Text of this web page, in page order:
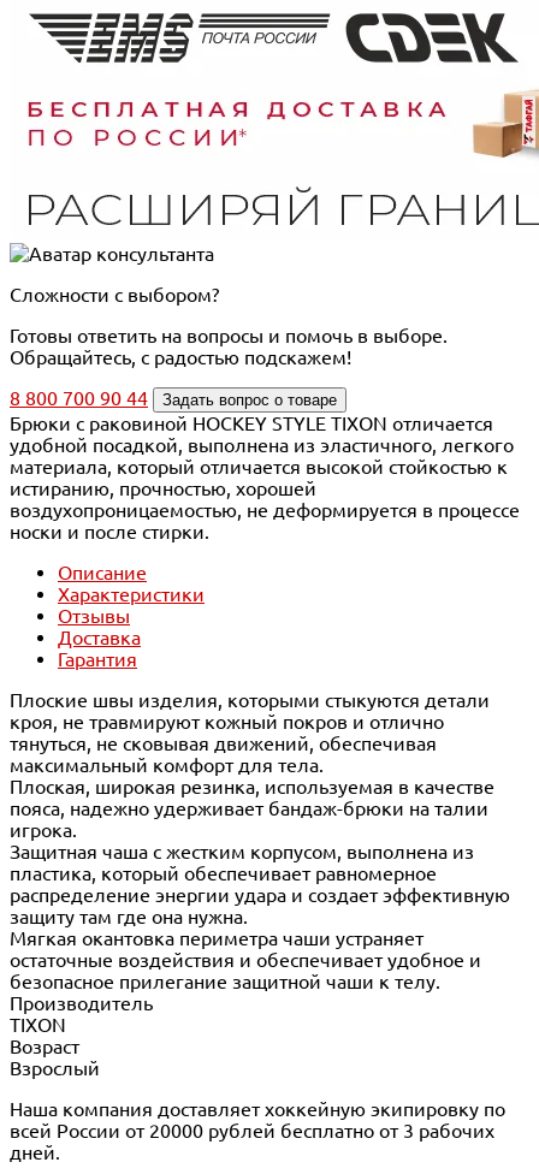
Сложности с выбором?
Готовы ответить на вопросы и помочь в выборе.
Обращайтесь, с радостью подскажем!
8 800 700 90 44
Задать вопрос о товаре
Брюки с раковиной HOCKEY STYLE TIXON отличается
удобной посадкой, выполнена из эластичного, легкого
материала, который отличается высокой стойкостью к
истиранию, прочностью, хорошей
воздухопроницаемостью, не деформируется в процессе
носки и после стирки.
Описание
Характеристики
Отзывы
Доставка
Гарантия
Плоские швы изделия, которыми стыкуются детали
кроя, не травмируют кожный покров и отлично
тянуться, не сковывая движений, обеспечивая
максимальный комфорт для тела.
Плоская, широкая резинка, используемая в качестве
пояса, надежно удерживает бандаж-брюки на талии
игрока.
Защитная чаша с жестким корпусом, выполнена из
пластика, который обеспечивает равномерное
распределение энергии удара и создает эффективную
защиту там где она нужна.
Мягкая окантовка периметра чаши устраняет
остаточные воздействия и обеспечивает удобное и
безопасное прилегание защитной чаши к телу.
Производитель
TIXON
Возраст
Взрослый
Наша компания доставляет хоккейную экипировку по
всей России от 20000 рублей бесплатно от 3 рабочих
дней.